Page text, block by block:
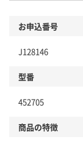
お申込番号
J128146
型番
452705
商品の特徴